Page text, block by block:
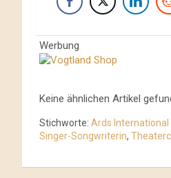
Werbung
Keine ähnlichen Artikel
Stichworte: Ards International
Singer-Songwriterin,